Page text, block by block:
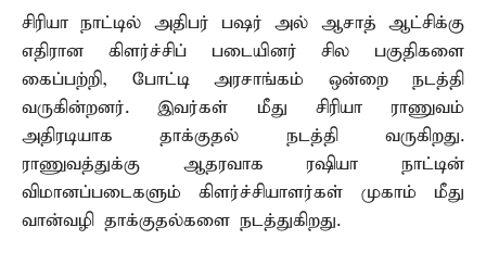
சிரியா நாட்டில் அதிபர் பஷர் அல் ஆசாத் ஆட்சிக்கு
எதிரான கிளர்ச்சிப் படையினர் சில பகுதிகளை
கைப்பற்றி, போட்டி அரசாங்கம் ஒன்றை நடத்தி
வருகின்றனர். இவர்கள் மீது சிரியா ராணுவம்
அதிரடியாக தாக்குதல் நடத்தி வருகிறது.
ராணுவத்துக்கு ஆதரவாக ரஷியா நாட்டின்
விமானப்படைகளும் கிளர்ச்சியாளர்கள் முகாம் மீது
வான்வழி தாக்குதல்களை நடத்துகிறது.